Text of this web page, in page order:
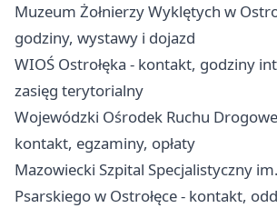
Muzeum Żołnierzy Wyklętych w
godziny, wystawy i dojazd
WIOŚ Ostrołęka - kontakt, godziny
zasięg terytorialny
Wojewódzki Ośrodek Ruchu
kontakt, egzaminy, opłaty
Mazowiecki Szpital Specjalistyczny
Psarskiego w Ostrołęce - kontakt,